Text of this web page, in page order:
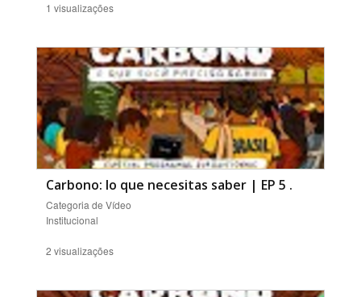
1 visualizações
Carbono: lo que necesitas saber | EP 5 .
Categoria de Vídeo
Institucional
2 visualizações